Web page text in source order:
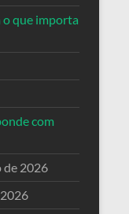
o que importa
com
de 2026